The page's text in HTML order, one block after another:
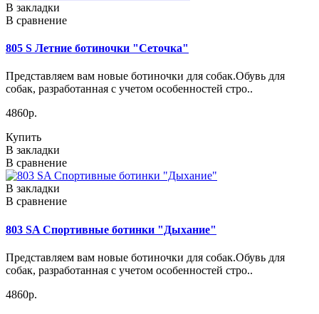
В закладки
В сравнение
805 S Летние ботиночки "Сеточка"
Представляем вам новые ботиночки для собак.Обувь для
собак, разработанная с учетом особенностей стро..
4860р.
Купить
В закладки
В сравнение
В закладки
В сравнение
803 SA Спортивные ботинки "Дыхание"
Представляем вам новые ботиночки для собак.Обувь для
собак, разработанная с учетом особенностей стро..
4860р.